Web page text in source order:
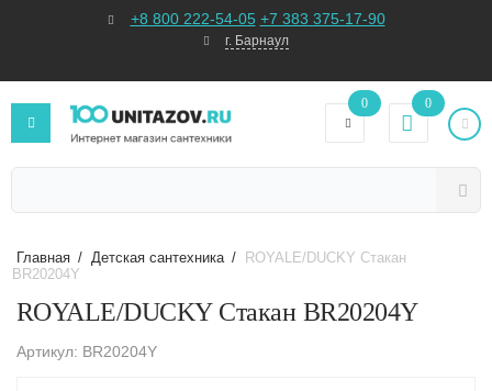
+8 800 222-54-05 +7 383 375-17-90
г. Барнаул
0 0
Главная / Детская сантехника /
ROYALE/DUCKY Стакан
BR20204Y
ROYALE/DUCKY Стакан BR20204Y
Артикул: BR20204Y